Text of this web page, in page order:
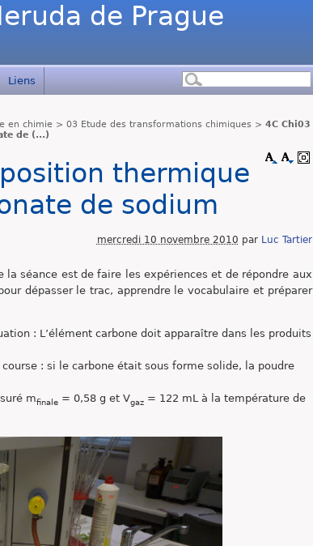
de Prague
Liens
en chimie >03 Etude des transformations chimiques >4C Chi03
de (...)
thermique
de sodium
mercredi 10 novembre 2010 par Luc Tartier
séance est de faire les expériences et de répondre aux
dépasser le trac, apprendre le vocabulaire et préparer
: L’élément carbone doit apparaître dans les produits
: si le carbone était sous forme solide, la poudre
mfinale = 0,58 g et Vgaz = 122 mL à la température de